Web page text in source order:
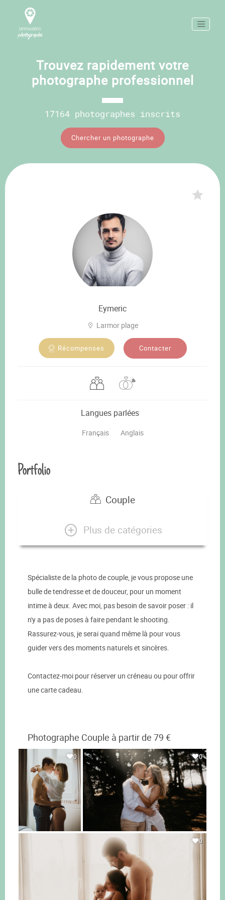
Trouvez rapidement votre
photographe professionnel
17164 photographes inscrits
Chercher un photographe
Eymeric
Larmor plage
Récompenses Contacter
Langues parlées
Français Anglais
Portfolio
Couple
Plus de catégories
Spécialiste de la photo de couple, je vous propose une
bulle de tendresse et de douceur, pour un moment
intime à deux. Avec moi, pas besoin de savoir poser : il
n'y a pas de poses à faire pendant le shooting.
Rassurez-vous, je serai quand même là pour vous
guider vers des moments naturels et sincères.
Contactez-moi pour réserver un créneau ou pour offrir
une carte cadeau.
Photographe Couple à partir de 79 €
0 0
0